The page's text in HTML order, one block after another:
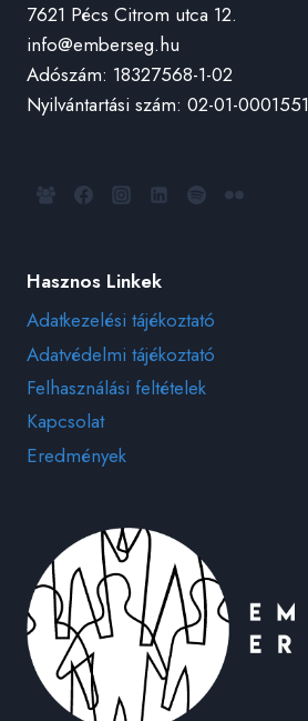
7621 Pécs Citrom utca 12.
info@emberseg.hu
Adószám: 18327568-1-02
Nyilvántartási szám: 02-01-0001551
Hasznos Linkek
Adatkezelési tájékoztató
Adatvédelmi tájékoztató
Felhasználási feltételek
Kapcsolat
Eredmények